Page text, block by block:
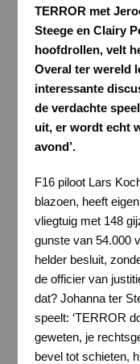
TERROR met
Steege en Clairy
hoofdrollen, velt
Overal ter wereld
interessante
de verdachte
uit, er wordt echt
avond’.
F16 piloot Lars
blazoen, heeft
vliegtuig met 148
gunste van 54.000
helder besluit,
de officier van
dat? Johanna ter
speelt: ‘TERROR
geweten, je
bevel tot schieten,